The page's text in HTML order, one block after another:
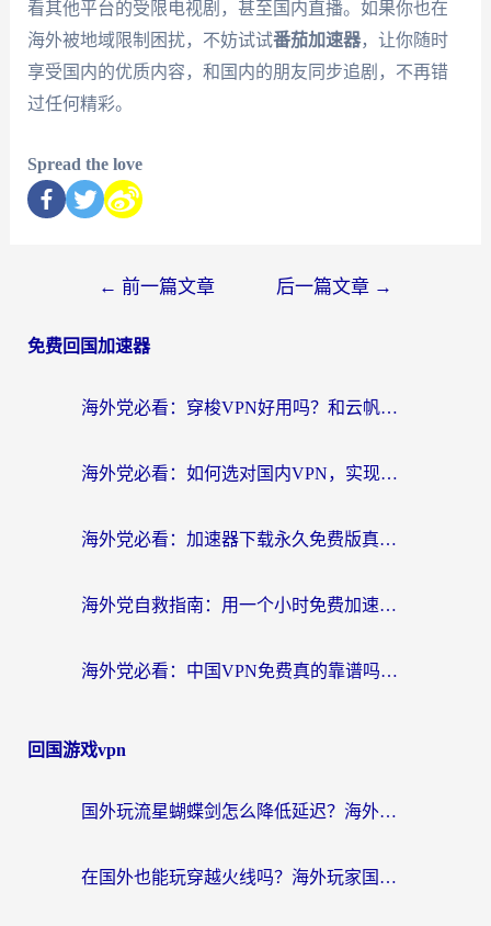
看其他平台的受限电视剧，甚至国内直播。如果你也在
海外被地域限制困扰，不妨试试番茄加速器，让你随时
享受国内的优质内容，和国内的朋友同步追剧，不再错
过任何精彩。
Spread the love
← 前一篇文章 后一篇文章 →
免费回国加速器
海外党必看：穿梭VPN好用吗？和云帆VPN对比哪个回国效果更好？附真实测评+避坑指南
海外党必看：如何选对国内VPN，实现无缝访问国内资源？
海外党必看：加速器下载永久免费版真的存在吗？教你无缝访问国内资源的正确姿势
海外党自救指南：用一个小时免费加速器，轻松打破国内资源访问壁垒？
海外党必看：中国VPN免费真的靠谱吗？手把手教你选对回国加速器
回国游戏vpn
国外玩流星蝴蝶剑怎么降低延迟？海外党必看的加速秘籍（含欧洲鸣潮&彩虹岛优化攻略）
在国外也能玩穿越火线吗？海外玩家国服游戏畅玩终极指南